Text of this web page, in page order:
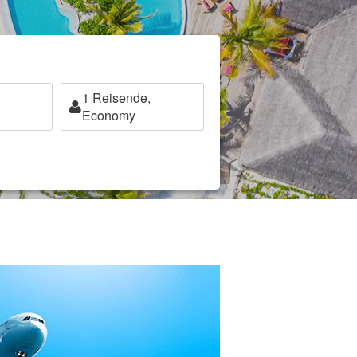
1 Reisende,
Economy